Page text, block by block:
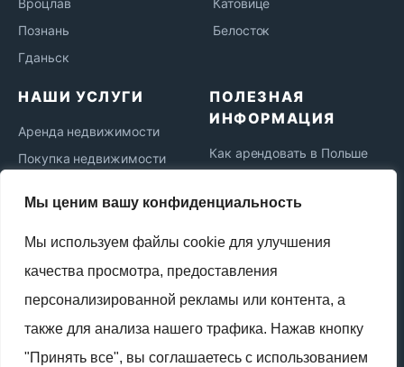
Мы ценим вашу конфиденциальность
Мы используем файлы cookie для улучшения
качества просмотра, предоставления
персонализированной рекламы или контента, а
также для анализа нашего трафика. Нажав кнопку
"Принять все", вы соглашаетесь с использованием
Вроцлав
Познань
Гданьск
Катовице
Белосток
НАШИ УСЛУГИ
Аренда недвижимости
Покупка недвижимости
Коммерческая
сопровождение
Сдача в аренду
Продажа недвижимости
Najem okazjonalny
ПОЛЕЗНАЯ
ИНФОРМАЦИЯ
Как арендовать в Польше
Ипотека для иностранцев
Как продать недвижимость
конфиденциальности